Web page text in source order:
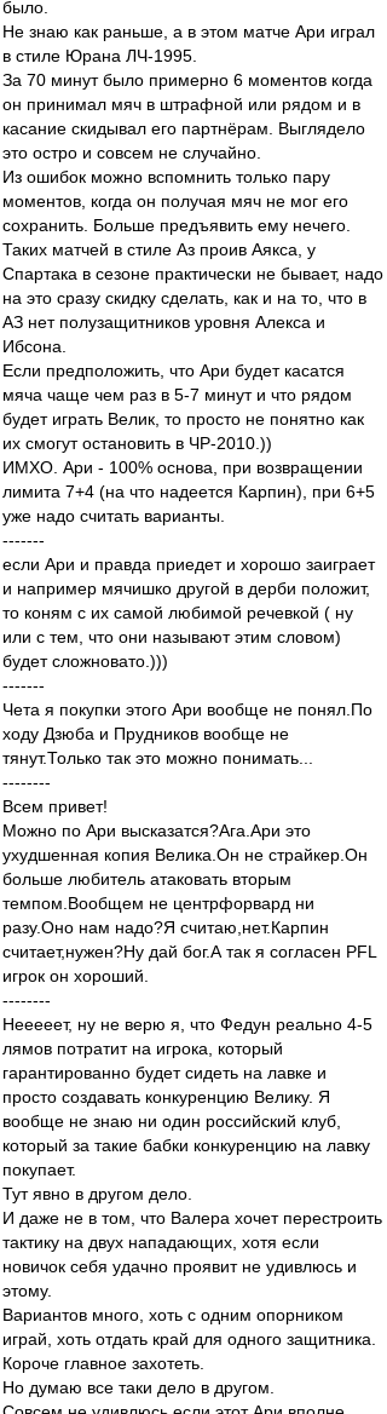
было.
Не знаю как раньше, а в этом матче Ари играл
в стиле Юрана ЛЧ-1995.
За 70 минут было примерно 6 моментов когда
он принимал мяч в штрафной или рядом и в
касание скидывал его партнёрам. Выглядело
это остро и совсем не случайно.
Из ошибок можно вспомнить только пару
моментов, когда он получая мяч не мог его
сохранить. Больше предъявить ему нечего.
Таких матчей в стиле Аз проив Аякса, у
Спартака в сезоне практически не бывает, надо
на это сразу скидку сделать, как и на то, что в
АЗ нет полузащитников уровня Алекса и
Ибсона.
Если предположить, что Ари будет касатся
мяча чаще чем раз в 5-7 минут и что рядом
будет играть Велик, то просто не понятно как
их смогут остановить в ЧР-2010.))
ИМХО. Ари - 100% основа, при возвращении
лимита 7+4 (на что надеется Карпин), при 6+5
уже надо считать варианты.
-------
если Ари и правда приедет и хорошо заиграет
и например мячишко другой в дерби положит,
то коням с их самой любимой речевкой ( ну
или с тем, что они называют этим словом)
будет сложновато.)))
-------
Чета я покупки этого Ари вообще не понял.По
ходу Дзюба и Прудников вообще не
тянут.Только так это можно понимать...
--------
Всем привет!
Можно по Ари высказатся?Ага.Ари это
ухудшенная копия Велика.Он не страйкер.Он
больше любитель атаковать вторым
темпом.Вообщем не центрфорвард ни
разу.Оно нам надо?Я считаю,нет.Карпин
считает,нужен?Ну дай бог.А так я согласен PFL
игрок он хороший.
--------
Нееееет, ну не верю я, что Федун реально 4-5
лямов потратит на игрока, который
гарантированно будет сидеть на лавке и
просто создавать конкуренцию Велику. Я
вообще не знаю ни один российский клуб,
который за такие бабки конкуренцию на лавку
покупает.
Тут явно в другом дело.
И даже не в том, что Валера хочет перестроить
тактику на двух нападающих, хотя если
новичок себя удачно проявит не удивлюсь и
этому.
Вариантов много, хоть с одним опорником
играй, хоть отдать край для одного защитника.
Короче главное захотеть.
Но думаю все таки дело в другом.